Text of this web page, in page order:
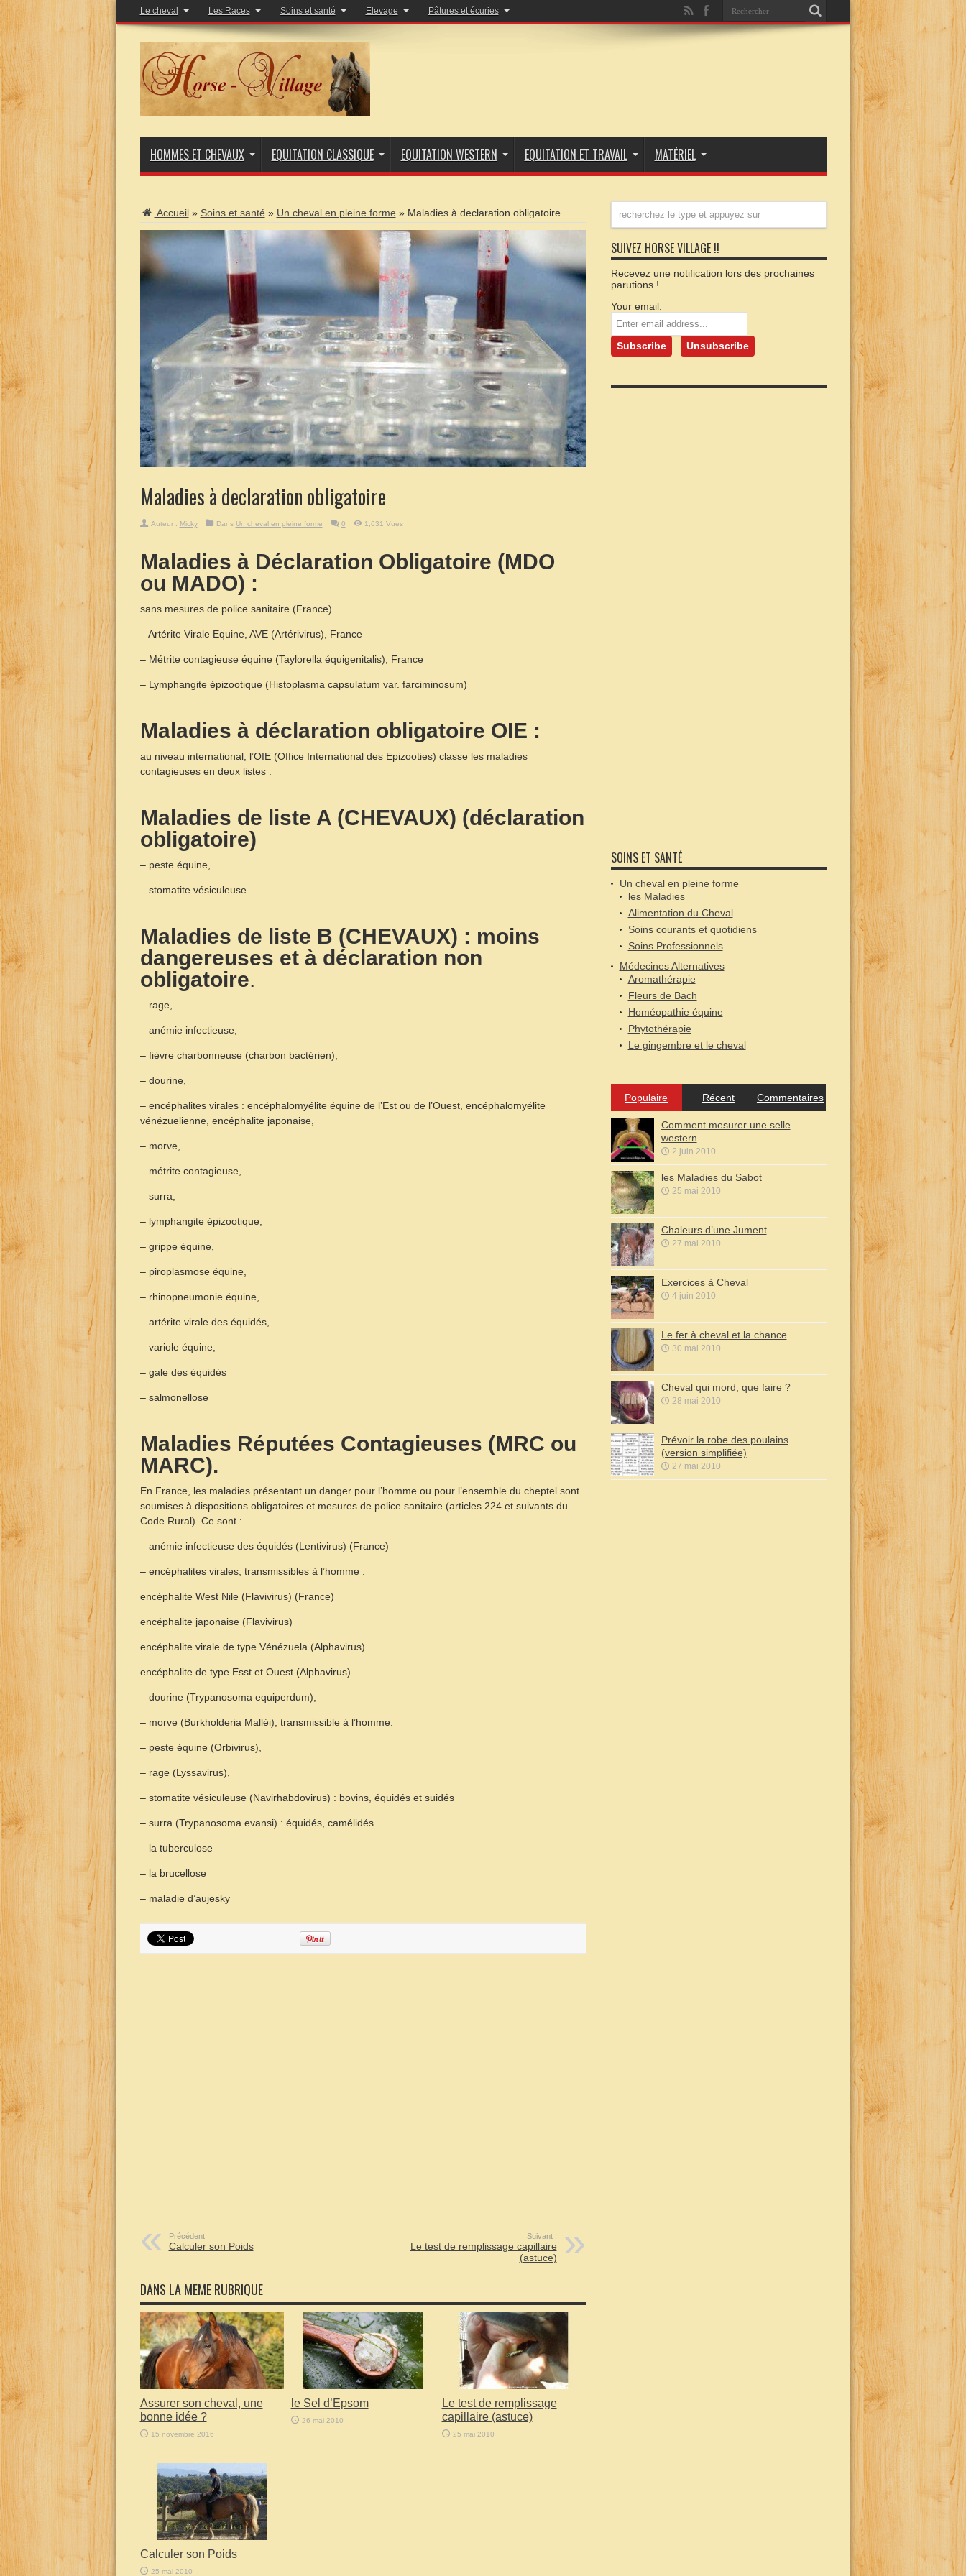
Le cheval Les Races Soins et santé Elevage Pâtures et écuries
HOMMES ET CHEVAUX EQUITATION CLASSIQUE EQUITATION WESTERN EQUITATION ET TRAVAIL MATÉRIEL
Accueil » Soins et santé » Un cheval en pleine forme » Maladies à declaration obligatoire
Maladies à declaration obligatoire
Auteur : Micky Dans Un cheval en pleine forme 0 1,631 Vues
Maladies à Déclaration Obligatoire (MDO
ou MADO) :
sans mesures de police sanitaire (France)
– Artérite Virale Equine, AVE (Artérivirus), France
– Métrite contagieuse équine (Taylorella équigenitalis), France
– Lymphangite épizootique (Histoplasma capsulatum var. farciminosum)
Maladies à déclaration obligatoire OIE :
au niveau international, l’OIE (Office International des Epizooties) classe les maladies
contagieuses en deux listes :
Maladies de liste A (CHEVAUX) (déclaration
obligatoire)
– peste équine,
– stomatite vésiculeuse
Maladies de liste B (CHEVAUX) : moins
dangereuses et à déclaration non
obligatoire.
– rage,
– anémie infectieuse,
– fièvre charbonneuse (charbon bactérien),
– dourine,
– encéphalites virales : encéphalomyélite équine de l’Est ou de l’Ouest, encéphalomyélite
vénézuelienne, encéphalite japonaise,
– morve,
– métrite contagieuse,
– surra,
– lymphangite épizootique,
– grippe équine,
– piroplasmose équine,
– rhinopneumonie équine,
– artérite virale des équidés,
– variole équine,
– gale des équidés
– salmonellose
Maladies Réputées Contagieuses (MRC ou
MARC).
En France, les maladies présentant un danger pour l’homme ou pour l’ensemble du cheptel sont
soumises à dispositions obligatoires et mesures de police sanitaire (articles 224 et suivants du
Code Rural). Ce sont :
– anémie infectieuse des équidés (Lentivirus) (France)
– encéphalites virales, transmissibles à l’homme :
encéphalite West Nile (Flavivirus) (France)
encéphalite japonaise (Flavivirus)
encéphalite virale de type Vénézuela (Alphavirus)
encéphalite de type Esst et Ouest (Alphavirus)
– dourine (Trypanosoma equiperdum),
– morve (Burkholderia Malléi), transmissible à l’homme.
– peste équine (Orbivirus),
– rage (Lyssavirus),
– stomatite vésiculeuse (Navirhabdovirus) : bovins, équidés et suidés
– surra (Trypanosoma evansi) : équidés, camélidés.
– la tuberculose
– la brucellose
– maladie d’aujesky
Précédent :
Calculer son Poids
Suivant :
Le test de remplissage capillaire
(astuce)
DANS LA MEME RUBRIQUE
Assurer son cheval, une
bonne idée ?
15 novembre 2016
le Sel d’Epsom
26 mai 2010
Le test de remplissage
capillaire (astuce)
25 mai 2010
Calculer son Poids
25 mai 2010
SUIVEZ HORSE VILLAGE !!
Recevez une notification lors des prochaines
parutions !
Your email:
SOINS ET SANTÉ
Un cheval en pleine forme
les Maladies
Alimentation du Cheval
Soins courants et quotidiens
Soins Professionnels
Médecines Alternatives
Aromathérapie
Fleurs de Bach
Homéopathie équine
Phytothérapie
Le gingembre et le cheval
Populaire Récent Commentaires
Comment mesurer une selle
western
2 juin 2010
les Maladies du Sabot
25 mai 2010
Chaleurs d’une Jument
27 mai 2010
Exercices à Cheval
4 juin 2010
Le fer à cheval et la chance
30 mai 2010
Cheval qui mord, que faire ?
28 mai 2010
Prévoir la robe des poulains
(version simplifiée)
27 mai 2010